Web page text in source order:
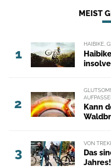
MEIST
1
HAIBIKE,
2
Kann
3
VON
Das
Jahres!